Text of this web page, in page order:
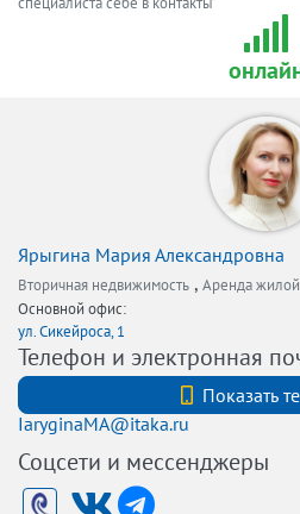
Ярыгина Мария Александровна
Вторичная недвижимость , Аренда
Основной офис:
ул. Сикейроса, 1
Телефон и электронная
Показать
IaryginaMA@itaka.ru
Соцсети и мессенджеры